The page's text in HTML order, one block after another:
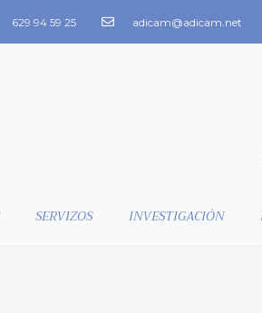
629 94 59 25 adicam@adicam.net
SERVIZOS INVESTIGACIÓN